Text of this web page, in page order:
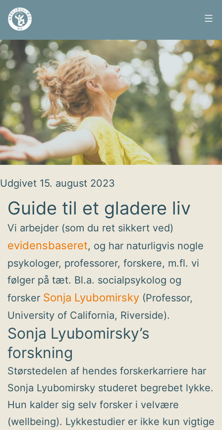
Fortsæt
indhold
Arbejdsglæde
nu
Udgivet 15. august 2023
Guide til et gladere liv
Vi arbejder (som du ret sikkert ved)
evidensbaseret, og har naturligvis nogle
psykologer, professorer, forskere, m.fl. vi
følger på tæt. Bl.a. socialpsykolog og
forsker Sonja Lyubomirsky (Professor,
University of California, Riverside).
Sonja Lyubomirsky’s
forskning
Størstedelen af hendes forskerkarriere har
Sonja Lyubomirsky studeret begrebet lykke.
Hun kalder sig selv forsker i velvære
(wellbeing). Lykkestudier er ikke kun vigtige